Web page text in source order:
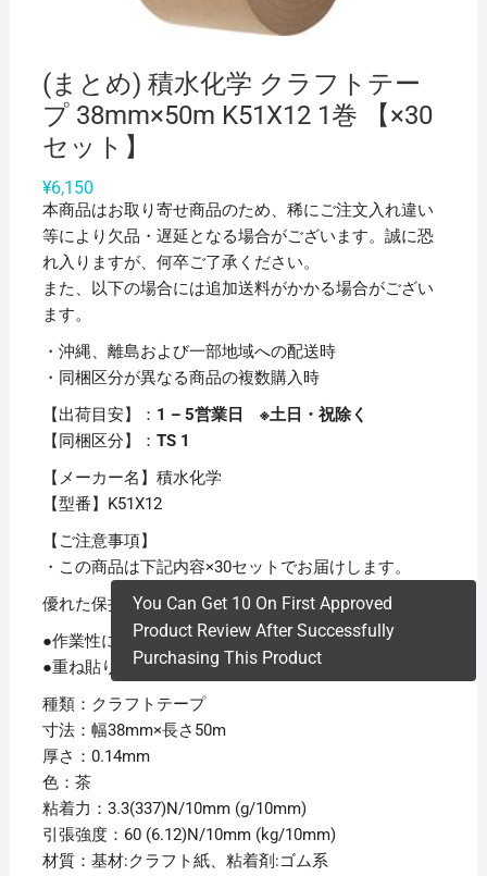
(まとめ) 積水化学 クラフトテー
プ 38mm×50m K51X12 1巻 【×30
セット】
¥6,150
本商品はお取り寄せ商品のため、稀にご注文入れ違い
等により欠品・遅延となる場合がございます。誠に恐
れ入りますが、何卒ご了承ください。
また、以下の場合には追加送料がかかる場合がござい
ます。
・沖縄、離島および一部地域への配送時
・同梱区分が異なる商品の複数購入時
【出荷目安】： 1 – 5営業日 ※土日・祝除く
【同梱区分】： TS 1
【メーカー名】積水化学
【型番】K51X12
【ご注意事項】
・この商品は下記内容×30セットでお届けします。
優れた保持力、安定した品質。
●作業性に優れた軽い引き出し。
●重ね貼り不可
種類：クラフトテープ
寸法：幅38mm×長さ50m
厚さ：0.14mm
色：茶
粘着力：3.3(337)N/10mm (g/10mm)
引張強度：60 (6.12)N/10mm (kg/10mm)
材質：基材:クラフト紙、粘着剤:ゴム系
You Can Get 10 On First Approved
Product Review After Successfully
Purchasing This Product